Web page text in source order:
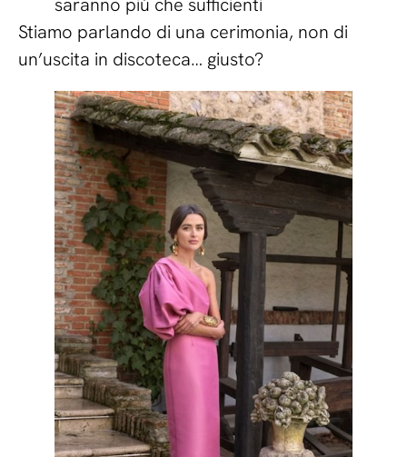
saranno più che sufficienti
Stiamo parlando di una cerimonia, non di
un’uscita in discoteca… giusto?